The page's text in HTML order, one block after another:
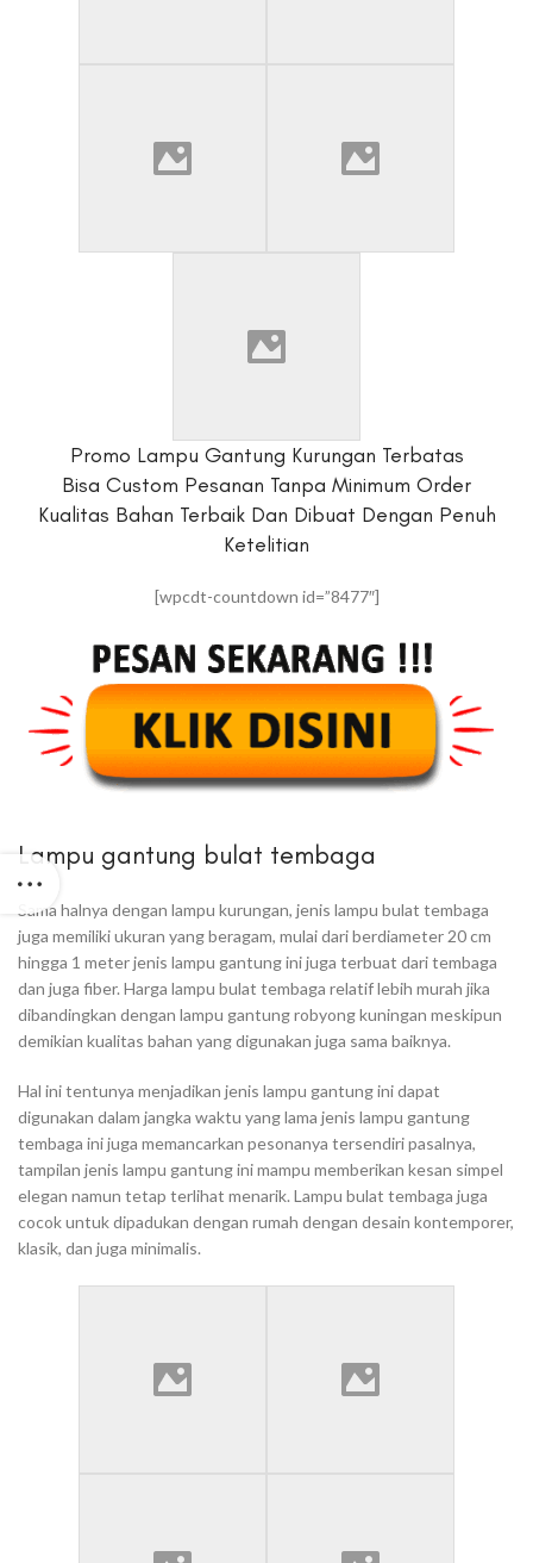
Promo Lampu Gantung Kurungan Terbatas
Bisa Custom Pesanan Tanpa Minimum Order
Kualitas Bahan Terbaik Dan Dibuat Dengan Penuh
Ketelitian
[wpcdt-countdown id=”8477″]
Lampu gantung bulat tembaga
Sama halnya dengan lampu kurungan, jenis lampu bulat tembaga
juga memiliki ukuran yang beragam, mulai dari berdiameter 20 cm
hingga 1 meter jenis lampu gantung ini juga terbuat dari tembaga
dan juga fiber. Harga lampu bulat tembaga relatif lebih murah jika
dibandingkan dengan lampu gantung robyong kuningan meskipun
demikian kualitas bahan yang digunakan juga sama baiknya.
Hal ini tentunya menjadikan jenis lampu gantung ini dapat
digunakan dalam jangka waktu yang lama jenis lampu gantung
tembaga ini juga memancarkan pesonanya tersendiri pasalnya,
tampilan jenis lampu gantung ini mampu memberikan kesan simpel
elegan namun tetap terlihat menarik. Lampu bulat tembaga juga
cocok untuk dipadukan dengan rumah dengan desain kontemporer,
klasik, dan juga minimalis.